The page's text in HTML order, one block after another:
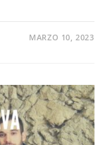
MARZO 10, 2023